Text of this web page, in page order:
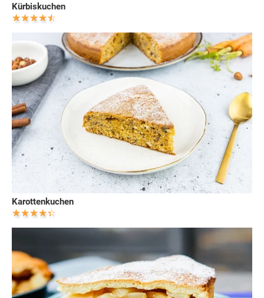
Kürbiskuchen
Karottenkuchen